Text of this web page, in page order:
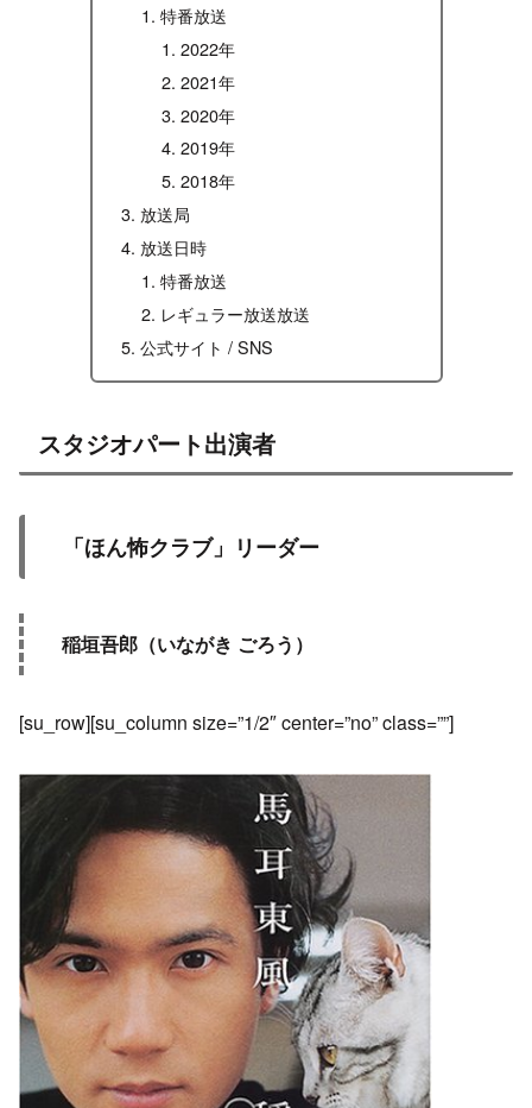
特番放送
2022年
2021年
2020年
2019年
2018年
放送局
放送日時
特番放送
レギュラー放送放送
公式サイト / SNS
スタジオパート出演者
「ほん怖クラブ」リーダー
稲垣吾郎（いながき ごろう）
[su_row][su_column size=”1/2″ center=”no” class=””]